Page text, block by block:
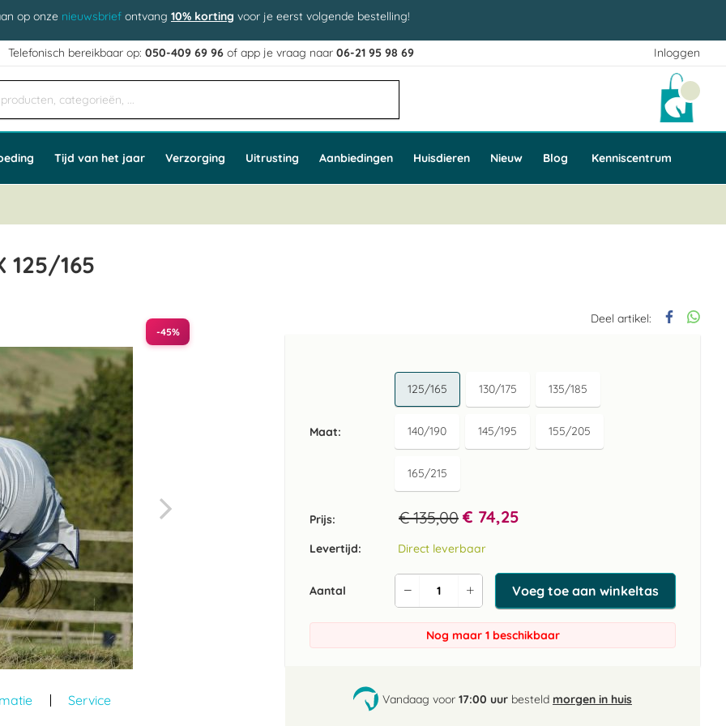
op onze nieuwsbrief ontvang 10% korting voor je eerst volgende bestelling!
Inloggen
Telefonisch bereikbaar op:050-409 69 96 of app je vraag naar06-21 95 98 69
Tijd van het jaar Verzorging Uitrusting Aanbiedingen Huisdieren Nieuw Blog Kenniscentrum
125/165
Deel artikel:
Maat
125/165 130/175 135/185
140/190 145/195 155/205
165/215
Prijs: € 135,00 € 74,25
Levertijd: Direct leverbaar
Aantal
Verhoog
de
aantal
Verlaag
de
aantal
Voeg toe aan winkeltas
Nog maar 1 beschikbaar
Vandaag voor 17:00 uur besteld morgen in huis
-45%
Service